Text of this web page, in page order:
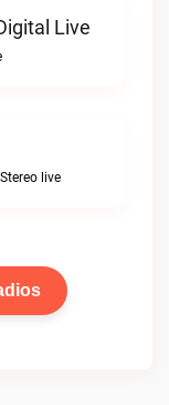
Live
live